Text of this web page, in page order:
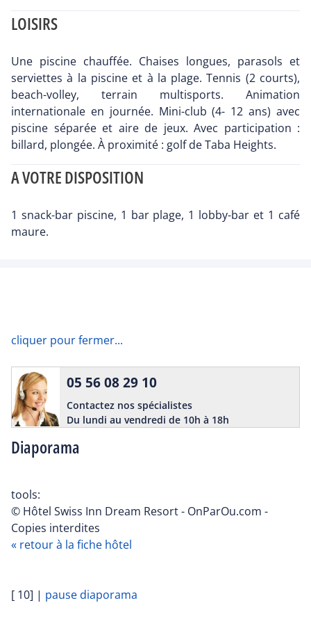
LOISIRS
Une piscine chauffée. Chaises longues, parasols et
serviettes à la piscine et à la plage. Tennis (2 courts),
beach-volley, terrain multisports. Animation
internationale en journée. Mini-club (4- 12 ans) avec
piscine séparée et aire de jeux. Avec participation :
billard, plongée. À proximité : golf de Taba Heights.
A VOTRE DISPOSITION
1 snack-bar piscine, 1 bar plage, 1 lobby-bar et 1 café
maure.
cliquer pour fermer...
Diaporama
05 56 08 29 10
Contactez nos spécialistes
Du lundi au vendredi de 10h à 18h
tools:
© Hôtel Swiss Inn Dream Resort - OnParOu.com -
Copies interdites
« retour à la fiche hôtel
[ 10] | pause diaporama